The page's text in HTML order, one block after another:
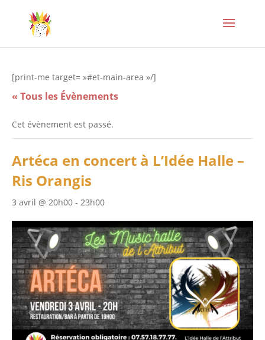
[print-me target= »#et-main-area »/]
« Tous les Évènements
Cet évènement est passé.
Artéca en concert à L’Idée Halle –
Ris Orangis
3 avril @ 20h00 - 23h00